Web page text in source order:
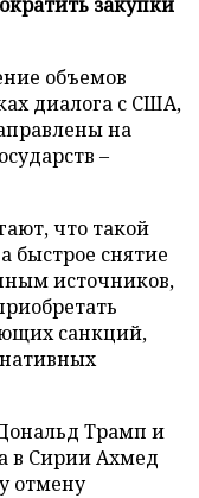
объемов
диалога с США,
на
–
что такой
быстрое снятие
источников,
санкций,
Трамп и
в Сирии Ахмед
отмену